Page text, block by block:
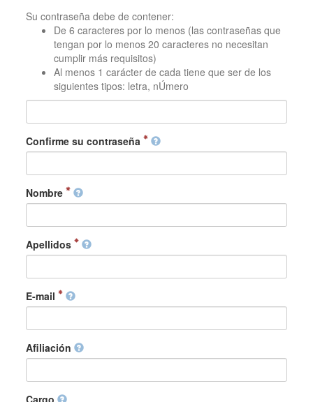
Su contraseña debe de contener:
De 6 caracteres por lo menos (las contraseñas que
tengan por lo menos 20 caracteres no necesitan
cumplir más requisitos)
Al menos 1 carácter de cada tiene que ser de los
siguientes tipos: letra, nÚmero
Confirme su contraseña
Nombre
Apellidos
E-mail
Afiliación
Cargo